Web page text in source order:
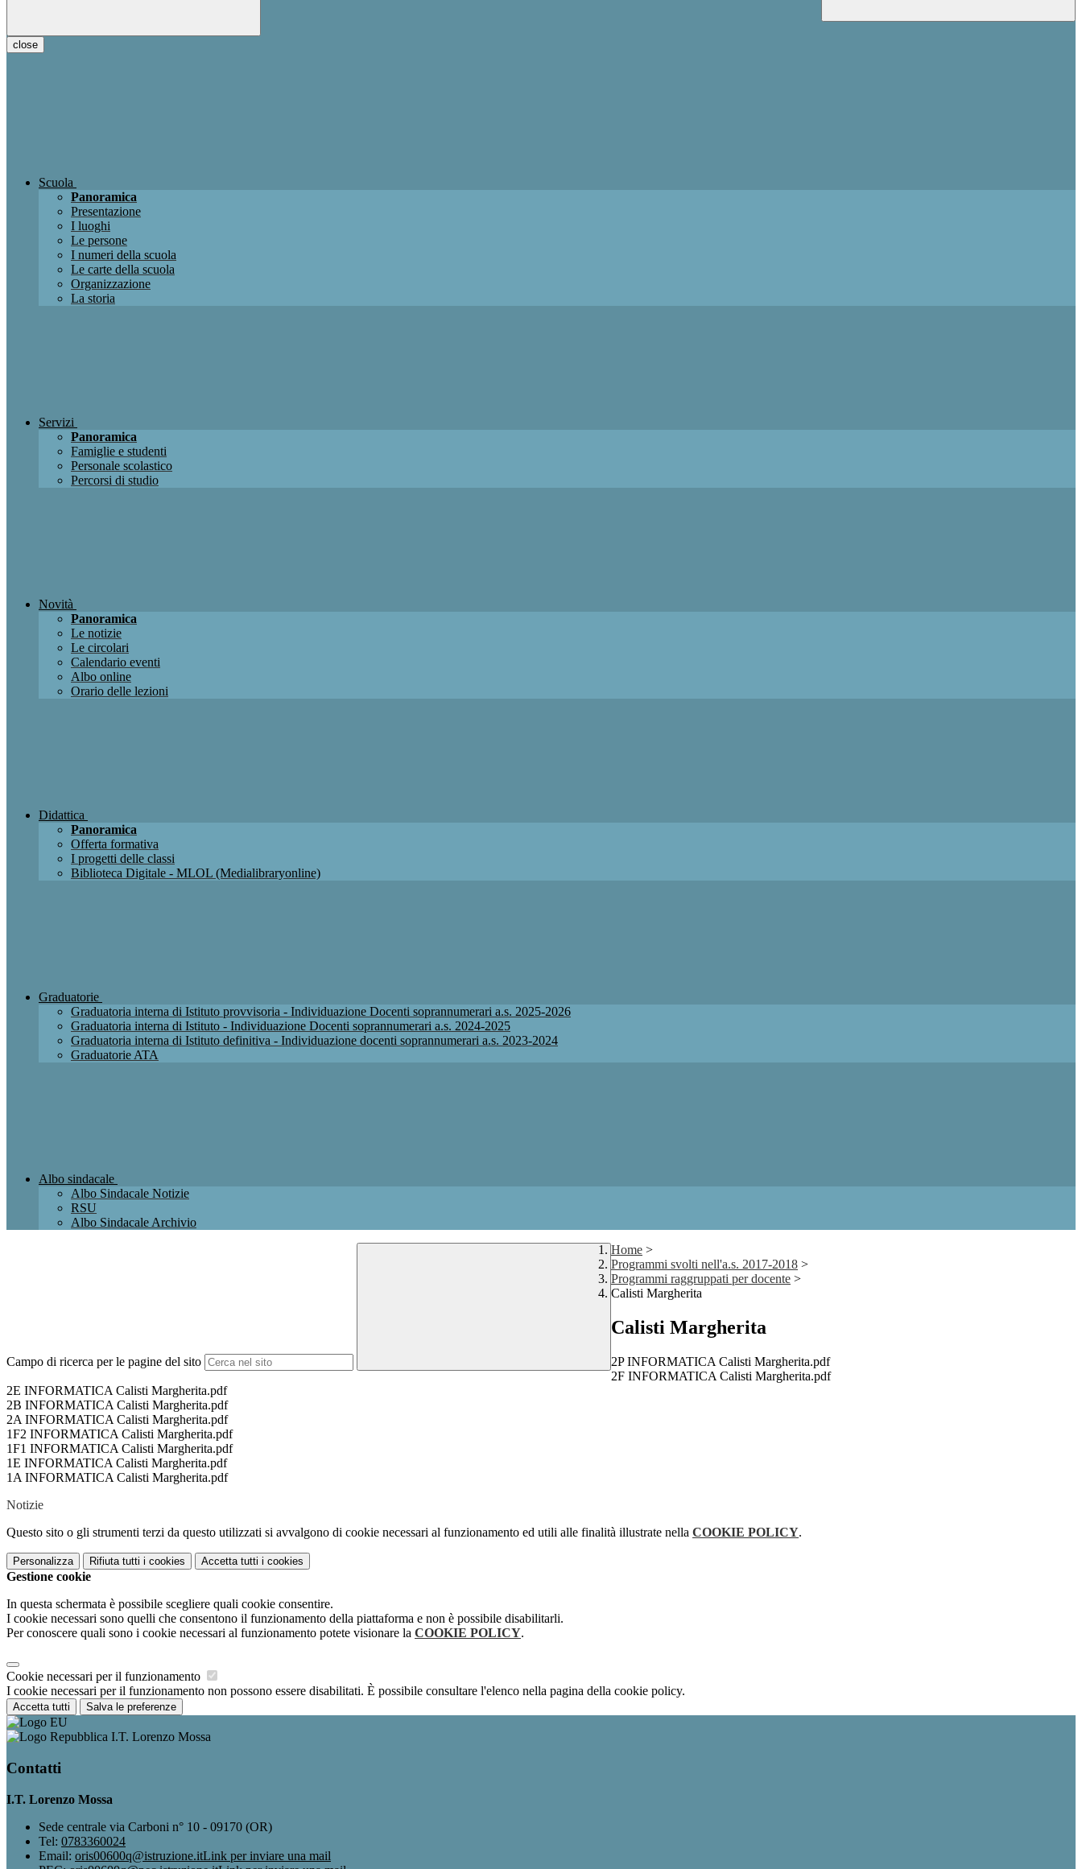
close
Scuola
Panoramica
Presentazione
I luoghi
Le persone
I numeri della scuola
Le carte della scuola
Organizzazione
La storia
Servizi
Panoramica
Famiglie e studenti
Personale scolastico
Percorsi di studio
Novità
Panoramica
Le notizie
Le circolari
Calendario eventi
Albo online
Orario delle lezioni
Didattica
Panoramica
Offerta formativa
I progetti delle classi
Biblioteca Digitale - MLOL (Medialibraryonline)
Graduatorie
Graduatoria interna di Istituto provvisoria - Individuazione Docenti soprannumerari a.s. 2025-2026
Graduatoria interna di Istituto - Individuazione Docenti soprannumerari a.s. 2024-2025
Graduatoria interna di Istituto definitiva - Individuazione docenti soprannumerari a.s. 2023-2024
Graduatorie ATA
Albo sindacale
Albo Sindacale Notizie
RSU
Albo Sindacale Archivio
Campo di ricerca per le pagine del sito
Home >
Programmi svolti nell'a.s. 2017-2018 >
Programmi raggruppati per docente >
Calisti Margherita
Calisti Margherita
2P INFORMATICA Calisti Margherita.pdf
2F INFORMATICA Calisti Margherita.pdf
2E INFORMATICA Calisti Margherita.pdf
2B INFORMATICA Calisti Margherita.pdf
2A INFORMATICA Calisti Margherita.pdf
1F2 INFORMATICA Calisti Margherita.pdf
1F1 INFORMATICA Calisti Margherita.pdf
1E INFORMATICA Calisti Margherita.pdf
1A INFORMATICA Calisti Margherita.pdf
Notizie
Questo sito o gli strumenti terzi da questo utilizzati si avvalgono di cookie necessari al funzionamento ed utili alle finalità illustrate nella COOKIE POLICY.
Personalizza Rifiuta tutti i cookies Accetta tutti i cookies
Gestione cookie
In questa schermata è possibile scegliere quali cookie consentire.
I cookie necessari sono quelli che consentono il funzionamento della piattaforma e non è possibile disabilitarli.
Per conoscere quali sono i cookie necessari al funzionamento potete visionare la COOKIE POLICY.
Cookie necessari per il funzionamento
I cookie necessari per il funzionamento non possono essere disabilitati. È possibile consultare l'elenco nella pagina della cookie policy.
Accetta tutti Salva le preferenze
I.T. Lorenzo Mossa
Contatti
I.T. Lorenzo Mossa
Sede centrale via Carboni n° 10 - 09170 (OR)
Tel: 0783360024
Email: oris00600q@istruzione.itLink per inviare una mail